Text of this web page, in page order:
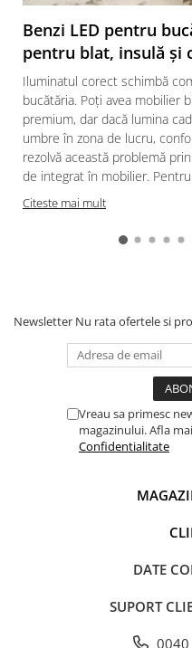
Benzi LED pentru
pentru blat, insulă și
Iluminatul corect schimbă
bucătăria. Poți avea mobilier
premium, dar dacă lumina
umbre în zona de lucru,
rezolvă această problemă
de integrat în mobilier.
Citeste mai mult
Newsletter Nu rata ofertele si
Vreau sa primesc
magazinului. Afla
Confidentialitate
DATE
SUPORT